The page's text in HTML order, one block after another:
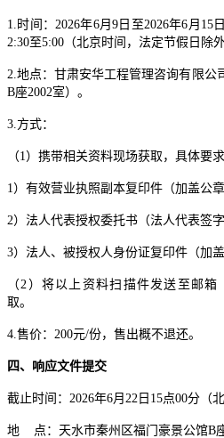
1.时间：2026年6月9 日至2026年6月 15
2:30至5:00（北京时间，法定节假日除外
2.地点：甘肃安华工程管理咨询有限公
B座2002室）。
3.方式：
（1）携带相关资料现场获取，具体要求
1）有效营业执照副本复印件（加盖公章
2）法人代表授权委托书（法人代表签
3）法人、被授权人身份证复印件（加盖
（2）将以上资料扫描件发送至邮箱
取。
4.售价： 200元/份，售出概不退还。
四、响应文件提交
截止时间： 2026年6月 22 日 15点00分（
地 点：天水市秦州区福门豪景公馆B